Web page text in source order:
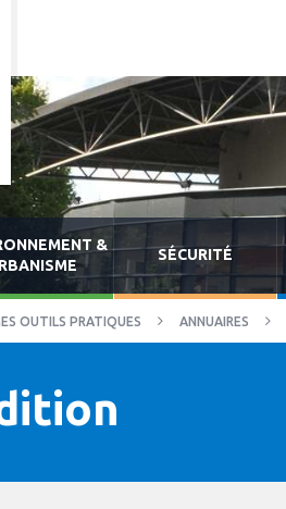
&
SÉCURITÉ
OUTILS PRATIQUES ANNUAIRES